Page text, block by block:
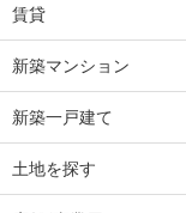
千葉県船橋市本町４
賃貸
新築マンション
新築一戸建て
土地を探す